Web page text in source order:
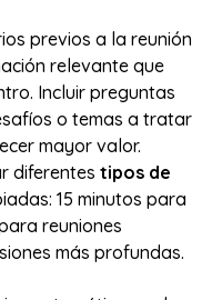
previos a la reunión
relevante que
Incluir preguntas
o temas a tratar
mayor valor.
diferentes tipos de
15 minutos para
reuniones
más profundas.